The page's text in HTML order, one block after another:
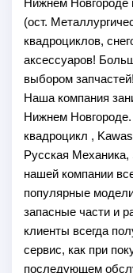
Нижнем Новгороде
(ост.
квадроциклов,
аксессуаров!
выбором
Наша компания
Нижнем
квадроцикл ,
Русская
нашей компании
популярные
запасные части и
клиенты всегда
сервис, как при
последующем